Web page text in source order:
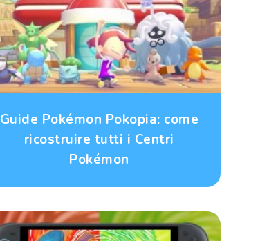
Guide Pokémon Pokopia: come
ricostruire tutti i Centri
Pokémon